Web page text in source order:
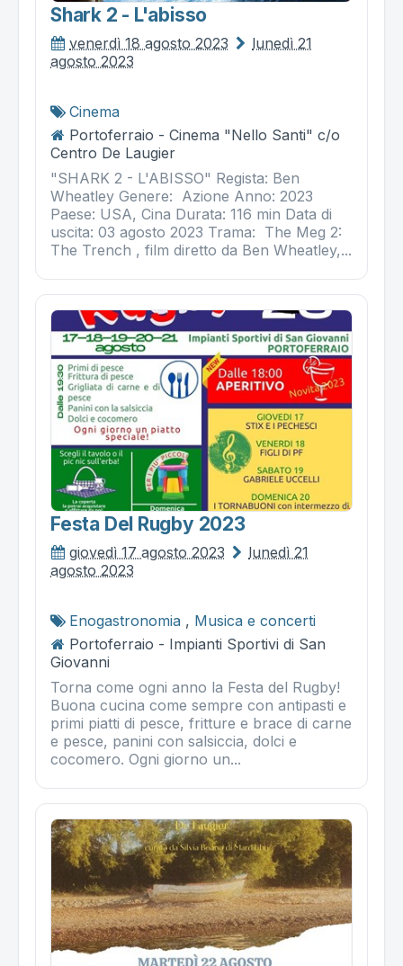
Shark 2 - L'abisso
venerdì 18 agosto 2023
lunedì 21
agosto 2023
Cinema
Portoferraio - Cinema "Nello Santi" c/o
Centro De Laugier
"SHARK 2 - L'ABISSO" Regista: Ben
Wheatley Genere: Azione Anno: 2023
Paese: USA, Cina Durata: 116 min Data di
uscita: 03 agosto 2023 Trama: The Meg 2:
The Trench , film diretto da Ben Wheatley,...
Festa Del Rugby 2023
giovedì 17 agosto 2023
lunedì 21
agosto 2023
Enogastronomia , Musica e concerti
Portoferraio - Impianti Sportivi di San
Giovanni
Torna come ogni anno la Festa del Rugby!
Buona cucina come sempre con antipasti e
primi piatti di pesce, fritture e brace di carne
e pesce, panini con salsiccia, dolci e
cocomero. Ogni giorno un...